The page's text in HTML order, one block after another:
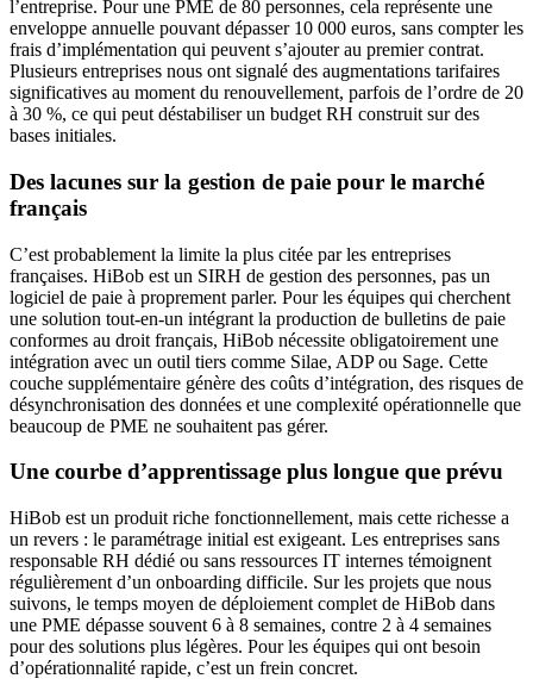
l’entreprise. Pour une PME de 80 personnes, cela représente une
enveloppe annuelle pouvant dépasser 10 000 euros, sans compter les
frais d’implémentation qui peuvent s’ajouter au premier contrat.
Plusieurs entreprises nous ont signalé des augmentations tarifaires
significatives au moment du renouvellement, parfois de l’ordre de 20
à 30 %, ce qui peut déstabiliser un budget RH construit sur des
bases initiales.
Des lacunes sur la gestion de paie pour le marché
français
C’est probablement la limite la plus citée par les entreprises
françaises. HiBob est un SIRH de gestion des personnes, pas un
logiciel de paie à proprement parler. Pour les équipes qui cherchent
une solution tout-en-un intégrant la production de bulletins de paie
conformes au droit français, HiBob nécessite obligatoirement une
intégration avec un outil tiers comme Silae, ADP ou Sage. Cette
couche supplémentaire génère des coûts d’intégration, des risques de
désynchronisation des données et une complexité opérationnelle que
beaucoup de PME ne souhaitent pas gérer.
Une courbe d’apprentissage plus longue que prévu
HiBob est un produit riche fonctionnellement, mais cette richesse a
un revers : le paramétrage initial est exigeant. Les entreprises sans
responsable RH dédié ou sans ressources IT internes témoignent
régulièrement d’un onboarding difficile. Sur les projets que nous
suivons, le temps moyen de déploiement complet de HiBob dans
une PME dépasse souvent 6 à 8 semaines, contre 2 à 4 semaines
pour des solutions plus légères. Pour les équipes qui ont besoin
d’opérationnalité rapide, c’est un frein concret.